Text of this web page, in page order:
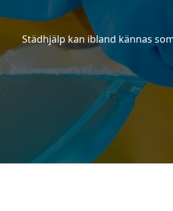
Städhjälp kan ibland kännas